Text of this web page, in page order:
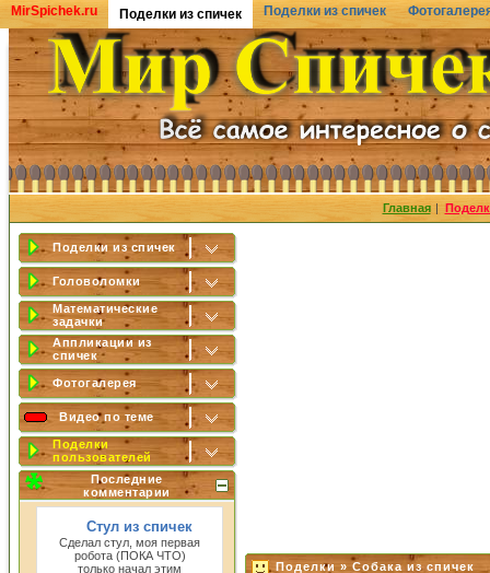
MirSpichek.ru Поделки из спичек Поделки из спичек
Главная |
Поделки из спичек
Головоломки
Математические
задачки
Аппликации из
спичек
Фотогалерея
Видео по теме
Поделки
пользователей
Последние
комментарии
Стул из спичек
Сделал стул, моя первая
робота (ПОКА ЧТО)
только начал этим
Поделки » Собака из спичек